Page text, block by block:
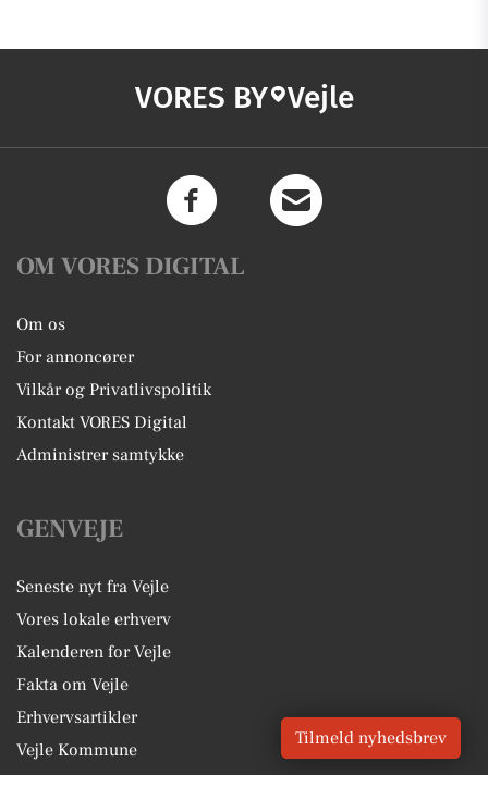
VORES BY Vejle
OM VORES DIGITAL
Om os
For annoncører
Vilkår og Privatlivspolitik
Kontakt VORES Digital
Administrer samtykke
GENVEJE
Seneste nyt fra Vejle
Vores lokale erhverv
Kalenderen for Vejle
Fakta om Vejle
Erhvervsartikler
Vejle Kommune
Tilmeld nyhedsbrev